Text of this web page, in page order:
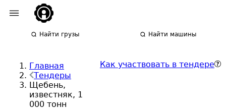
Найти грузы Найти машины
Главная
Тендеры
Щебень,
известняк, 1
000 тонн
Как участвовать в тендере